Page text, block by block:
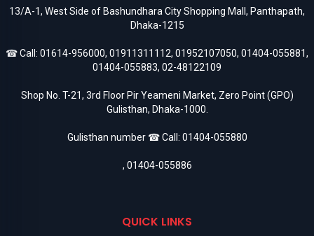
13/A-1, West Side of Bashundhara City Shopping Mall, Panthapath,
Dhaka-1215
☎ Call: 01614-956000, 01911311112, 01952107050, 01404-055881,
01404-055883, 02-48122109
Shop No. T-21, 3rd Floor Pir Yeameni Market, Zero Point (GPO)
Gulisthan, Dhaka-1000.
Gulisthan number ☎ Call: 01404-055880
, 01404-055886
QUICK LINKS